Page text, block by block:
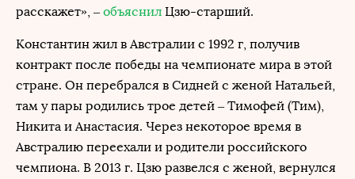
расскажет», – объяснил Цзю-старший.
Константин жил в Австралии с 1992 г, получив
контракт после победы на чемпионате мира в этой
стране. Он перебрался в Сидней с женой Натальей,
там у пары родились трое детей – Тимофей (Тим),
Никита и Анастасия. Через некоторое время в
Австралию переехали и родители российского
чемпиона. В 2013 г. Цзю развелся с женой, вернулся